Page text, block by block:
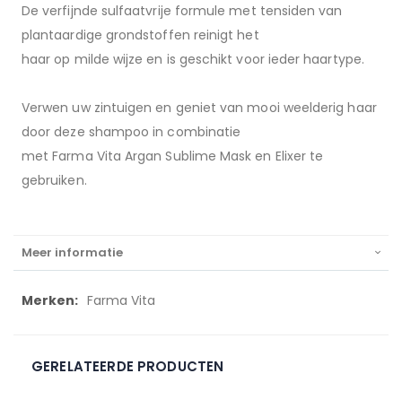
De verfijnde sulfaatvrije formule met tensiden van
plantaardige grondstoffen reinigt het
haar op milde wijze en is geschikt voor ieder haartype.
Verwen uw zintuigen en geniet van mooi weelderig haar
door deze shampoo in combinatie
met Farma Vita Argan Sublime Mask en Elixer te
gebruiken.
Meer informatie
Meer
Farma Vita
GERELATEERDE PRODUCTEN